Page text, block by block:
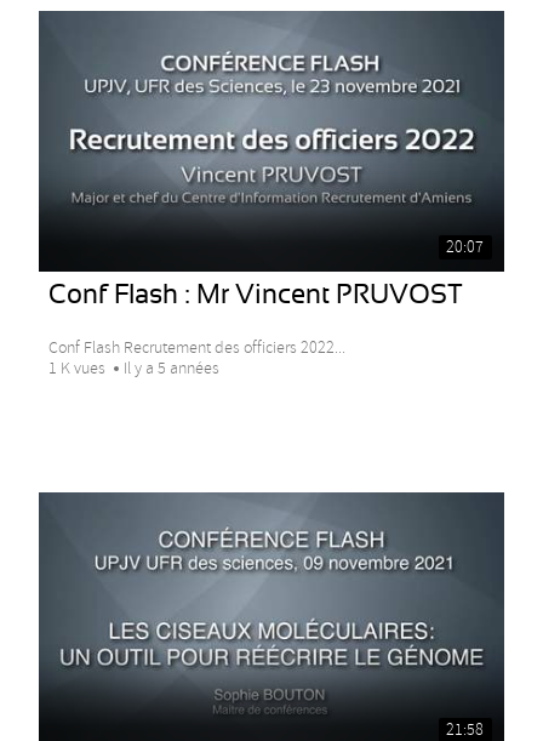
20:07
Conf Flash : Mr Vincent PRUVOST
Conf Flash Recrutement des officiers 2022...
1 K vues
Il y a 5 années
21:58